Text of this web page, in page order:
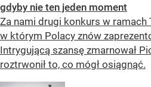
gdyby nie ten jeden moment
Za nami drugi konkurs w ramach
w którym Polacy znów
Intrygującą szansę zmarnował
roztrwonił to, co mógł osiągnąć.